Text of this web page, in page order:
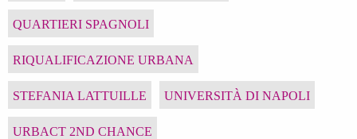
QUARTIERI SPAGNOLI
RIQUALIFICAZIONE URBANA
STEFANIA LATTUILLE UNIVERSITÀ DI NAPOLI
URBACT 2ND CHANCE